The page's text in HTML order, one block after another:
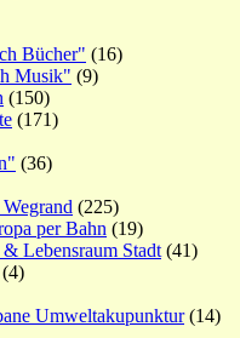
Bücher" (16)
Musik" (9)
(150)
(171)
(36)
(225)
per Bahn (19)
Lebensraum Stadt (41)
(4)
Umweltakupunktur(14)